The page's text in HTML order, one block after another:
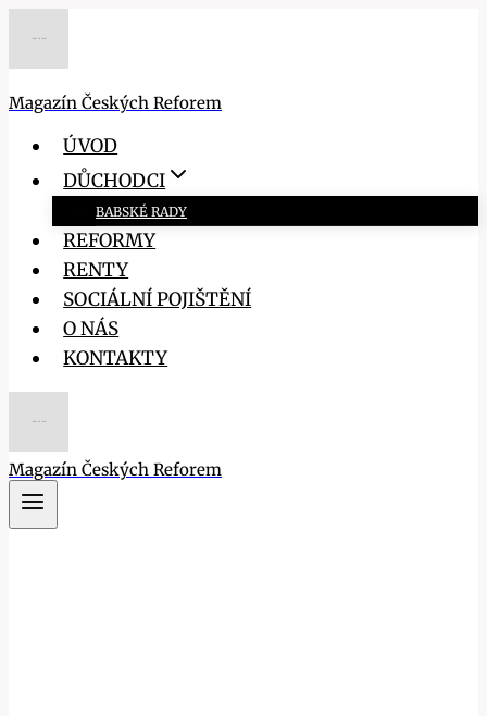
Magazín Českých Reforem
ÚVOD
DŮCHODCI
BABSKÉ RADY
REFORMY
RENTY
SOCIÁLNÍ POJIŠTĚNÍ
O NÁS
KONTAKTY
Magazín Českých Reforem